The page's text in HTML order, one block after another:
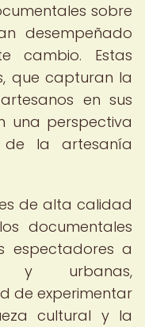
sobre
desempeñado
cambio. Estas
que capturan la
en sus
una perspectiva
la artesanía
de alta calidad
documentales
espectadores a
y urbanas,
de experimentar
cultural y la